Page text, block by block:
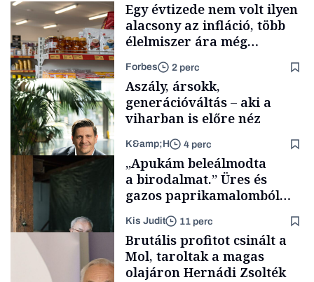
Makro
Egy évtizede nem volt ilyen
alacsony az infláció, több
élelmiszer ára még
rohamosan csökken is
Forbes 2 perc
TÁMOGATÓI
TARTALOM
Aszály, ársokk,
generációváltás – aki a
viharban is előre néz
K&amp;H 4 perc
„Apukám beleálmodta
a birodalmat.” Üres és
gazos paprikamalomból
lett az igazi családi
fűszersztori
Kis Judit 11 perc
Brutális profitot csinált a
Mol, taroltak a magas
olajáron Hernádi Zsolték